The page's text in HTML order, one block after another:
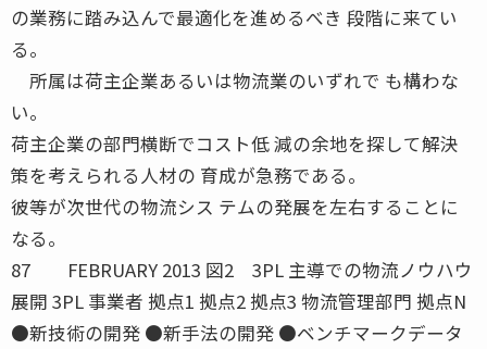
の業務に踏み込んで最適化を進めるべき 段階に来てい
る。
所属は荷主企業あるいは物流業のいずれで も構わな
い。
荷主企業の部門横断でコスト低 減の余地を探して解決
策を考えられる人材の 育成が急務である。
彼等が次世代の物流シス テムの発展を左右することに
なる。
87 FEBRUARY 2013 図2 3PL 主導での物流ノウハウ
展開 3PL 事業者 拠点1 拠点2 拠点3 物流管理部門 拠点N
●新技術の開発 ●新手法の開発 ●ベンチマークデータ